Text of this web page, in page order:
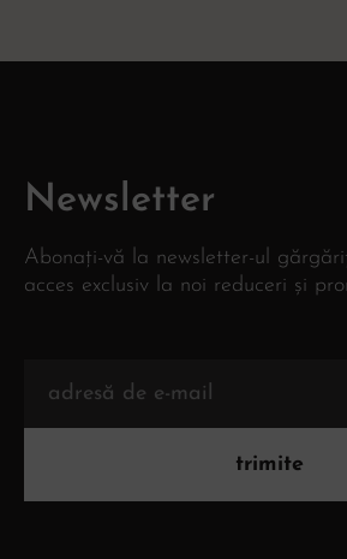
Newsletter
Abonați-vă la newsletter-ul
acces exclusiv la noi reduceri și
trimite